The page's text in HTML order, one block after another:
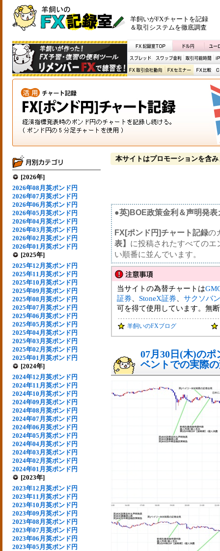
羊飼いがFXチャートを記録
＆取引システムを徹底調査
[2026年]
2026年08月英ポンド円
2026年07月英ポンド円
2026年06月英ポンド円
2026年05月英ポンド円
2026年04月英ポンド円
2026年03月英ポンド円
2026年02月英ポンド円
2026年01月英ポンド円
[2025年]
2025年12月英ポンド円
2025年11月英ポンド円
2025年10月英ポンド円
2025年09月英ポンド円
2025年08月英ポンド円
2025年07月英ポンド円
2025年06月英ポンド円
2025年05月英ポンド円
2025年04月英ポンド円
2025年03月英ポンド円
2025年02月英ポンド円
2025年01月英ポンド円
[2024年]
2024年12月英ポンド円
2024年11月英ポンド円
2024年10月英ポンド円
2024年09月英ポンド円
2024年08月英ポンド円
2024年07月英ポンド円
2024年06月英ポンド円
2024年05月英ポンド円
2024年04月英ポンド円
2024年03月英ポンド円
2024年02月英ポンド円
2024年01月英ポンド円
[2023年]
2023年12月英ポンド円
2023年11月英ポンド円
2023年10月英ポンド円
2023年09月英ポンド円
2023年08月英ポンド円
2023年07月英ポンド円
2023年06月英ポンド円
2023年05月英ポンド円
本サイトはプロモーションを含み
●英)BOE政策金利＆声明発表
FX[ポンド円]チャート記録の
表】 に投稿されたすべての
い順番に並んでいます。
当サイトの為替チャートは
証券
StoneX証券
サクソバ
可を得て使用しています。無
羊飼いのFXブログ
07月30日(木)の
ベントでの実際